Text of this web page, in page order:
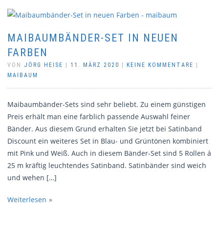
MAIBAUMBÄNDER-SET IN NEUEN
FARBEN
VON JÖRG HEISE 11. MÄRZ 2020 KEINE KOMMENTARE
MAIBAUM
Maibaumbänder-Sets sind sehr beliebt. Zu einem günstigen
Preis erhält man eine farblich passende Auswahl feiner
Bänder. Aus diesem Grund erhalten Sie jetzt bei Satinband
Discount ein weiteres Set in Blau- und Grüntönen kombiniert
mit Pink und Weiß. Auch in diesem Bänder-Set sind 5 Rollen á
25 m kräftig leuchtendes Satinband. Satinbänder sind weich
und wehen […]
Weiterlesen